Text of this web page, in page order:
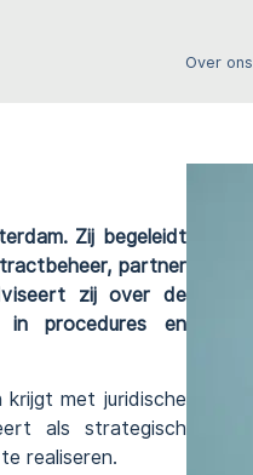
Over ons
. Zij begeleidt
partner
zij over de
inprocedures en
met juridische
als strategisch
realiseren.